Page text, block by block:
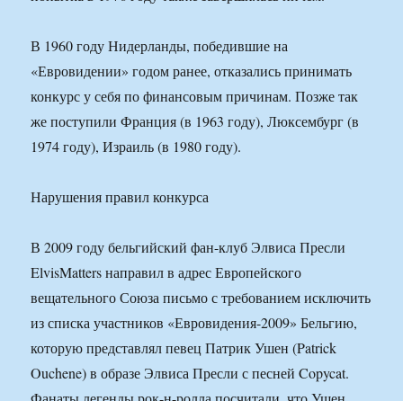
В 1960 году Нидерланды, победившие на
«Евровидении» годом ранее, отказались принимать
конкурс у себя по финансовым причинам. Позже так
же поступили Франция (в 1963 году), Люксембург (в
1974 году), Израиль (в 1980 году).
Нарушения правил конкурса
В 2009 году бельгийский фан-клуб Элвиса Пресли
ElvisMatters направил в адрес Европейского
вещательного Союза письмо с требованием исключить
из списка участников «Евровидения-2009» Бельгию,
которую представлял певец Патрик Ушен (Patrick
Ouchene) в образе Элвиса Пресли с песней Copycat.